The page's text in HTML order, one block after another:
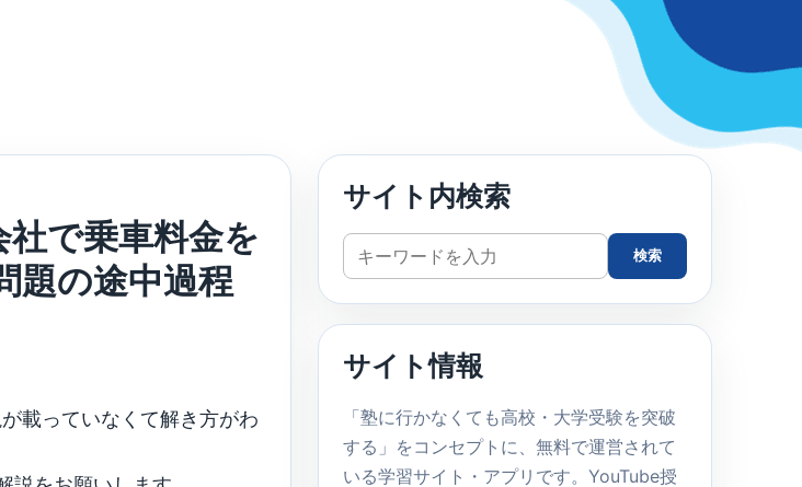
社で乗車料金を
題の途中過程
載っていなくて解き方がわ
サイト内検索
サ
イ
ト
検
検索
サイト情報
「塾に行かなくても高校・大学受験を突破
する」をコンセプトに、無料で運営されて
いる学習サイト・アプリです。YouTube授